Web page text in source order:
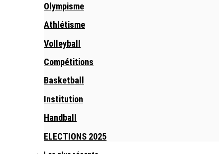
Olympisme
Athlétisme
Volleyball
Compétitions
Basketball
Institution
Handball
ELECTIONS 2025